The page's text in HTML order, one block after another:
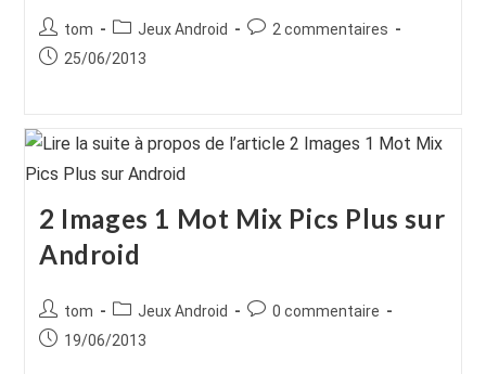
Auteur/autrice
de
tom
Post
category:
Jeux Android
Commentaires
2 commentaires
Publication
25/06/2013
2 Images 1 Mot Mix Pics Plus sur
Android
Auteur/autrice
de
tom
Post
category:
Jeux Android
Commentaires
0 commentaire
Publication
19/06/2013